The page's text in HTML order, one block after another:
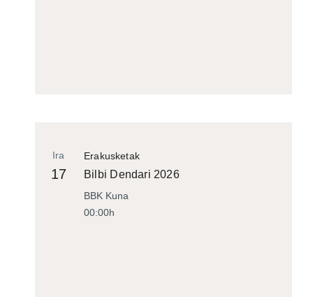
Erakusketak
Ira
17 Bilbi Dendari 2026
BBK Kuna
00:00h